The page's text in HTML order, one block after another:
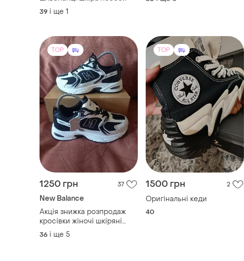
1250 грн 37
New Balance
Акція знижка розпродаж
кросівки жіночі шкіряні
чорно-білі nb 533
36 і ще 5
1500 грн 2
Оригінальні кеди
40